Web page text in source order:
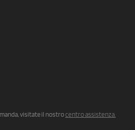
visitate il nostrocentro assistenza